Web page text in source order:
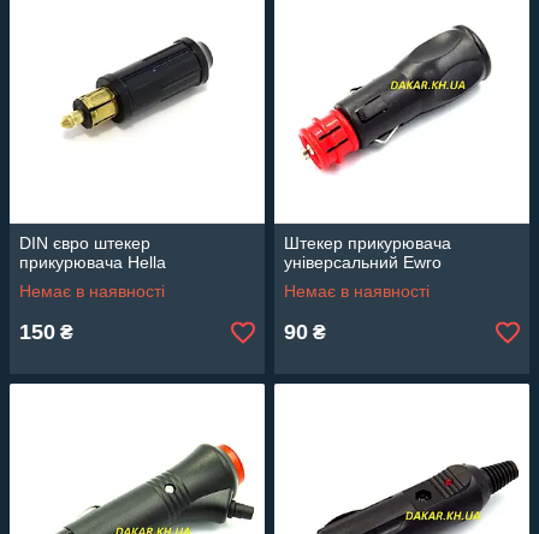
DIN євро штекер
прикурювача Hella
Немає в наявності
150 ₴
Штекер прикурювача
універсальний Ewro
Немає в наявності
90 ₴